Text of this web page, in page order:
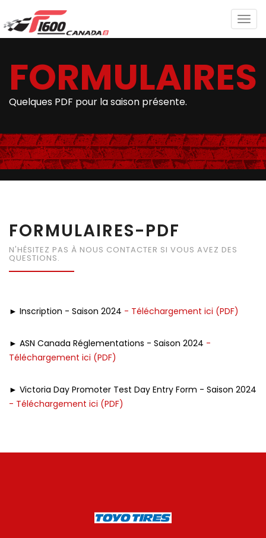
FORMULAIRES
Quelques PDF pour la saison présente.
FORMULAIRES-PDF
N'HÉSITEZ PAS À NOUS CONTACTER SI VOUS AVEZ DES
QUESTIONS.
► Inscription - Saison 2024 - Téléchargement ici (PDF)
► ASN Canada Réglementations - Saison 2024 -
Téléchargement ici (PDF)
► Victoria Day Promoter Test Day Entry Form - Saison 2024
- Téléchargement ici (PDF)